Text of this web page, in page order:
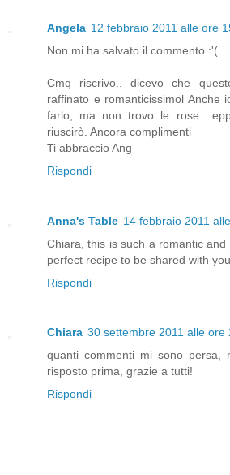
Angela 12 febbraio 2011 alle ore
Non mi ha salvato il commento :'(
Cmq riscrivo.. dicevo che
raffinato e romanticissimol Anche
farlo, ma non trovo le rose..
riuscirò. Ancora complimenti
Ti abbraccio Ang
Rispondi
Anna's Table 14 febbraio 2011
Chiara, this is such a romantic
perfect recipe to be shared with
Rispondi
Chiara 30 settembre 2011 alle ore
quanti commenti mi sono persa,
risposto prima, grazie a tutti!
Rispondi